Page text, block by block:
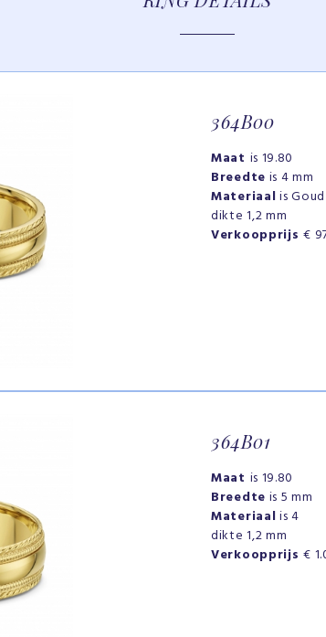
364B00
Maat is 19.80
Breedte is 4 mm
Materiaalis
dikte 1,2 mm
Verkoopprijs€
364B01
Maat is 19.80
Breedte is 5 mm
Materiaalis 4
dikte 1,2 mm
Verkoopprijs€